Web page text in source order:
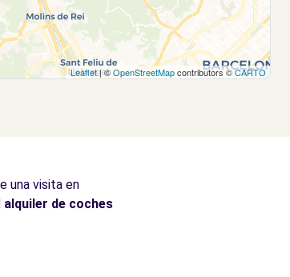
Leaflet| ©OpenStreetMapcontributors ©CARTO
una visita en
alquiler de coches